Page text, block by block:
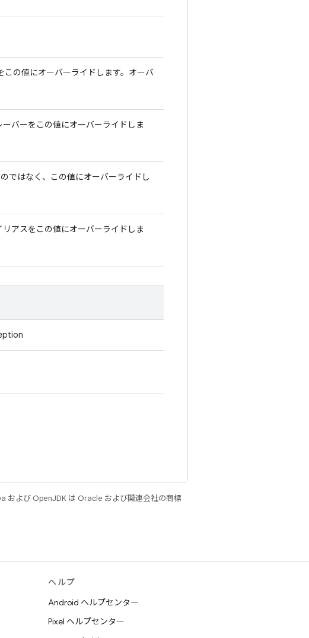
の値にオーバーライドします。オーバ
バーをこの値にオーバーライドしま
ではなく、この値にオーバーライドし
アスをこの値にオーバーライドしま
および OpenJDK は Oracle および関連会社の商標
ヘルプ
Android ヘルプセンター
Pixel ヘルプセンター